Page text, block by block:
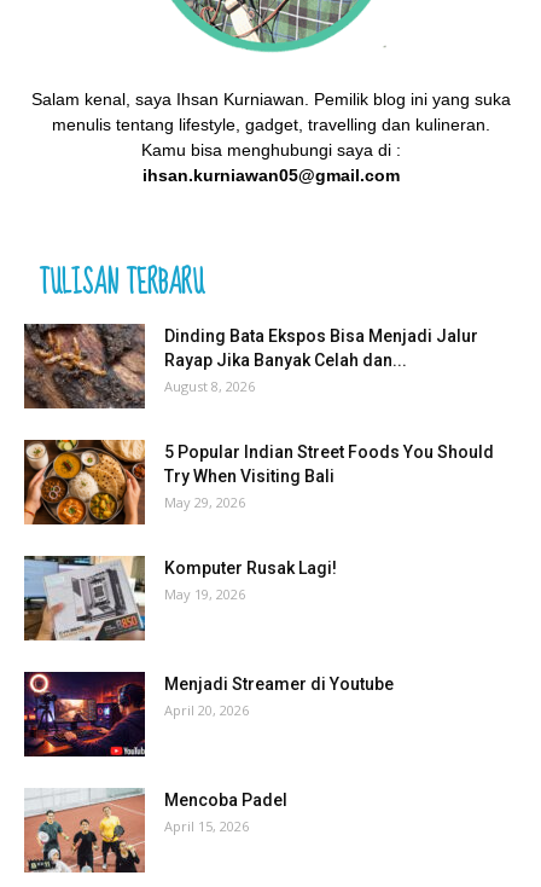
Salam kenal, saya Ihsan Kurniawan. Pemilik blog ini yang suka
menulis tentang lifestyle, gadget, travelling dan kulineran.
Kamu bisa menghubungi saya di :
ihsan.kurniawan05@gmail.com
TULISAN TERBARU
Dinding Bata Ekspos Bisa Menjadi Jalur
Rayap Jika Banyak Celah dan...
August 8, 2026
5 Popular Indian Street Foods You Should
Try When Visiting Bali
May 29, 2026
Komputer Rusak Lagi!
May 19, 2026
Menjadi Streamer di Youtube
April 20, 2026
Mencoba Padel
April 15, 2026